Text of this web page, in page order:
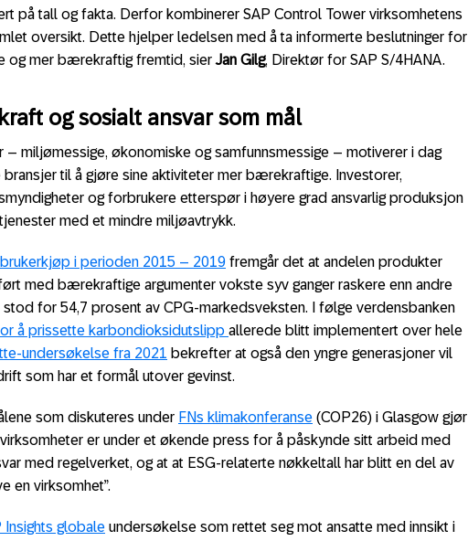
på tall og fakta. Derfor kombinerer SAP Control Tower virksomhetens
oversikt. Dette hjelper ledelsen med å ta informerte beslutninger for
og mer bærekraftig fremtid, sierJan Gilg, Direktør for SAP S/4HANA.
og sosialt ansvar som mål
– miljømessige, økonomiske og samfunnsmessige – motiverer i dag
til å gjøre sine aktiviteter mer bærekraftige. Investorer,
og forbrukere etterspør i høyere grad ansvarlig produksjon
med et mindre miljøavtrykk.
i perioden 2015 – 2019 fremgår det at andelen produkter
med bærekraftige argumenter vokste syv ganger raskere enn andre
for 54,7 prosent av CPG-markedsveksten. I følge verdensbanken
å prissette karbondioksidutslipp allerede blitt implementert over hele
undersøkelse fra 2021 bekrefter at også den yngre generasjoner vil
som har et formål utover gevinst.
som diskuteres under FNs klimakonferanse (COP26) i Glasgow gjør
er under et økende press for å påskynde sitt arbeid med
med regelverket, og at at ESG-relaterte nøkkeltall har blitt en del av
en virksomhet”.
Insights globale undersøkelse som rettet seg mot ansatte med innsikt i